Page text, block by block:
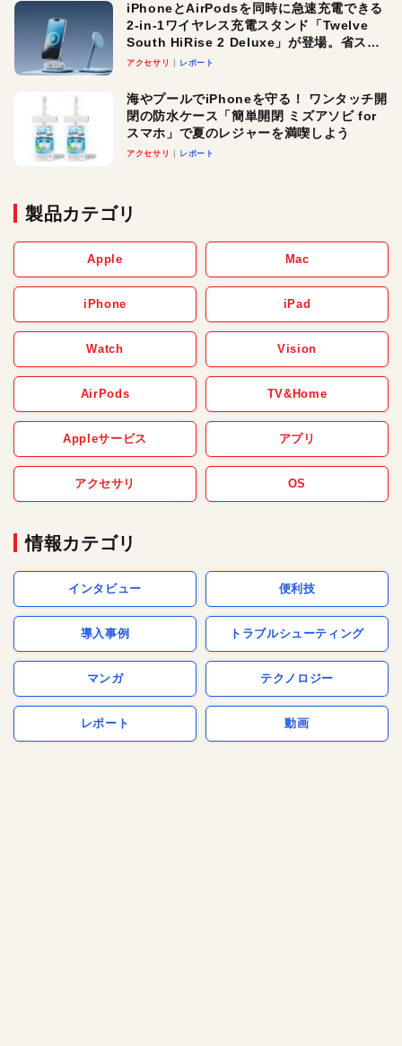
iPhoneとAirPodsを同時に急速充電できる
2-in-1ワイヤレス充電スタンド「Twelve
South HiRise 2 Deluxe」が登場。省スペ
ースでおしゃれに充電したい人にオスス
アクセサリ レポート
海やプールでiPhoneを守る！ ワンタッチ開
閉の防水ケース「簡単開閉 ミズアソビ for
スマホ」で夏のレジャーを満喫しよう
アクセサリ レポート
製品カテゴリ
Apple Mac
iPhone iPad
Watch Vision
AirPods TV&Home
Appleサービス アプリ
アクセサリ OS
情報カテゴリ
インタビュー 便利技
導入事例 トラブルシューティング
マンガ テクノロジー
レポート 動画